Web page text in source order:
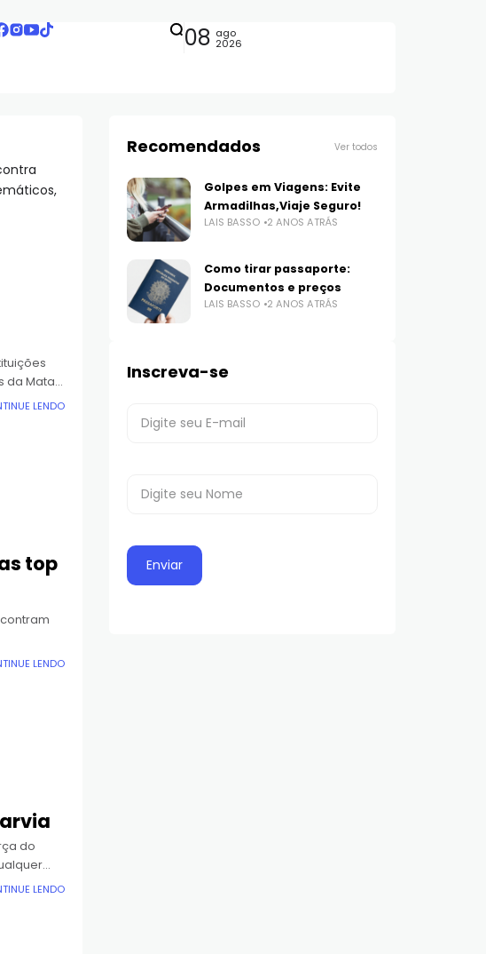
08 ago
2026
da Mata
LENDO
top
LENDO
do
LENDO
Recomendados Ver todos
Golpes em Viagens: Evite
Armadilhas,Viaje Seguro!
LAIS BASSO 2 ANOS ATRÁS
Como tirar passaporte:
Documentos e preços
LAIS BASSO 2 ANOS ATRÁS
Inscreva-se